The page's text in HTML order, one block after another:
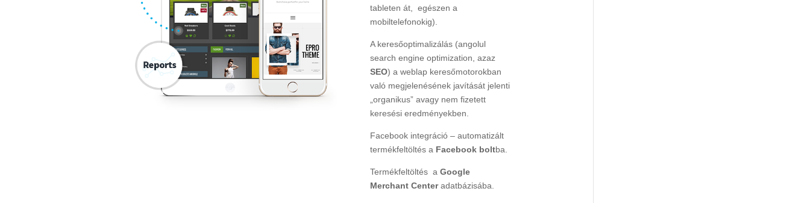
tableten át, egészen a
mobiltelefonokig).
A keresőoptimalizálás (angolul
search engine optimization, azaz
SEO) a weblap keresőmotorokban
való megjelenésének javítását jelenti
„organikus” avagy nem fizetett
keresési eredményekben.
Facebook integráció – automatizált
termékfeltöltés a Facebook boltba.
Termékfeltöltés aGoogle
Merchant Centeradatbázisába.